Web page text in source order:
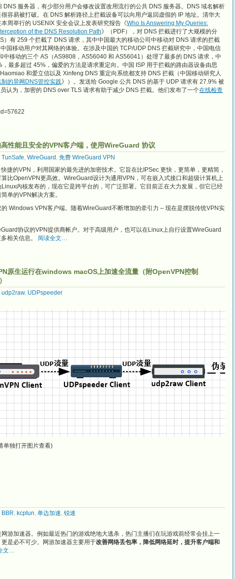
DNS 服务器，有少部分用户会修改设置改用流行的公共 DNS 服务器。DNS 域名解析
容易被打破。在 DNS 解析路径上拦截设备可以向用户返回虚假的 IP 地址。清华大
周举行的 USENIX 安全会议上发表研究报告《Who Is Answering My Queries:
of the DNS Resolution Path》（PDF），对 DNS 拦截进行了大规模的分
）有 259 个拦截了 DNS 请求，其中中国最大的移动公司中移动对 DNS 请求的拦截
国移动用户对其网络的体验。在涉及中国的 TCP/UDP DNS 拦截研究中，中国电信
中移动的三个 AS（AS9808，AS56040 和 AS56041）处理了最多的 DNS 请求，中
最多超过 45%，偏爱的方法是请求重定向。中国 ISP 用于拦截的路由器设备由思
和爱立信以及 Xinfeng DNS 重定向系统都支持 DNS 拦截（中国移动研究人
的异网DNS管控实践》）。发送给 Google 公共 DNS 的基于 UDP 请求有 27.9% 被
认为，加密的 DNS over TLS 请求有助于减少 DNS 拦截。他们发布了一个在线检查
能且安全的VPN客户端，使用WireGuard 协议
TunSafe, WireGuard , 免费 WireGuard VPN
捷的VPN，利用国家的最先进的加密技术。它旨在比IPSec 更快，更简单，更精简，
比OpenVPN更高效。WireGuard设计为通用VPN，可在嵌入式接口和超级计算机上
内核发布的，现在它是跨平台的，可广泛部署。它目前正在大力发展，但它已经
单的VPN解决方案。
Windows VPN客户端。随着WireGuard不断增加的牵引力 – 现在是摆脱传统VPN实
协议的VPN提供商帐户。对于高级用户，也可以在Linux上自行设置WireGuard
相关信息。 阅读全文…
原生运行在windows macOS上加速全流量（附OpenVPN控制
udp2raw, UDPspeeder
单独打开图片查看)
BBR, kcptun, 单边加速, 锐速
游加速器。例如最近热门的游戏绝地大逃杀，热门主播们在玩游戏前经常会挂上一
是必不可少。网游加速器主要用于改善网络丢包率，降低网络延时，提升客户端和
文…